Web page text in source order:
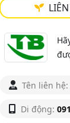
Tên liên hệ:
Di động: